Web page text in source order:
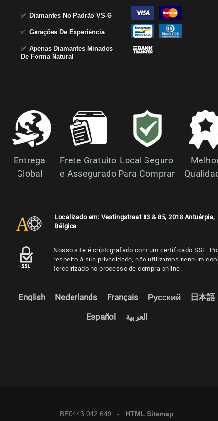
✅ Diamantes No Padrão VS-G
✅ Gerações De Experiência
✅ Apenas Diamantes Minados
De Forma Natural
Entrega
Global
Frete Gratuito
e Assegurado
Local Seguro
Para Comprar
Localizado em: Vestingstraat 83 & 85, 2018 Antuérpia,
Bélgica
Nosso site é criptografado com um certificado SSL.
respeito à sua privacidade, não utilizamos nenhum
terceirizado no processo de compra online.
English Nederlands Français Русский 日本語
Español العربية
BE0443.042.649 - HTML Sitemap